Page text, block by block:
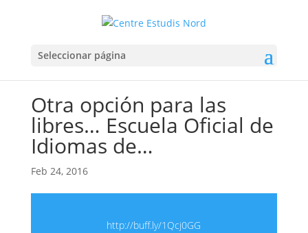
Seleccionar página
Otra opción para las
libres… Escuela Oficial de
Idiomas de…
Feb 24, 2016
http://buff.ly/1Qcj0GG